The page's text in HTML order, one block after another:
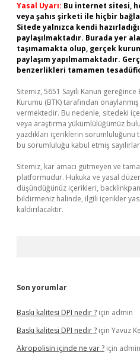
Yasal Uyarı: Bu internet sitesi,
veya şahıs şirketi ile hiçbir
Sitede yalnızca kendi
paylaşılmaktadır. Burada yer
taşımamakta olup, gerçek
paylaşım yapılmamaktadır.
benzerlikleri tamamen
Sitemiz, 5651 Sayılı Kanun
Kurumu (BTK) tarafından
vermektedir. Bu nedenle, sitedeki
veya araştırma yükümlülüğümüz
yazdıkları içeriklerin sorumluluğunu
bu sorumluluğu kabul etmiş
Sitemiz, kar amacı gütmeyen ve
platformudur. Hukuka ve yasal
düşündüğünüz içerikleri,
bildirmeniz halinde, ilgili içerikler
kaldırılacaktır.
Son yorumlar
Baskı kalitesi DPI nedir ? için admin
Baskı kalitesi DPI nedir ? için Yavuz
Akropolisin içinde ne var ? için admin